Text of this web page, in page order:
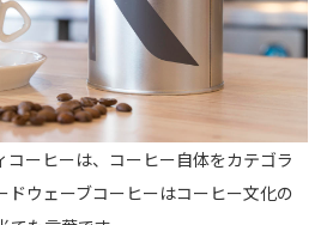
コーヒーは、コーヒー自体をカテゴラ
ドウェーブコーヒーはコーヒー文化の